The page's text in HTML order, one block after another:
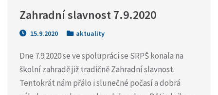
Zahradní slavnost 7.9.2020
15.9.2020 aktuality
Dne 7.9.2020 se ve spolupráci se SRPŠ konala na
školní zahradě již tradičně Zahradní slavnost.
Tentokrát nám přálo i slunečné počasí a dobrá